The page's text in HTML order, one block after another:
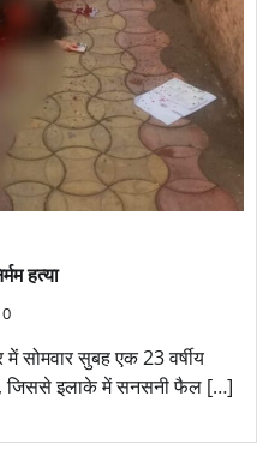
हत्या
0
सोमवार सुबह एक 23 वर्षीय
जिससे इलाके में सनसनी फैल […]